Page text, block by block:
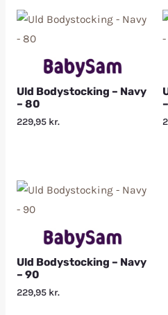
Uld Bodystocking – Navy
– 80
229,95 kr.
Uld Bodystocking – Navy
– 90
229,95 kr.